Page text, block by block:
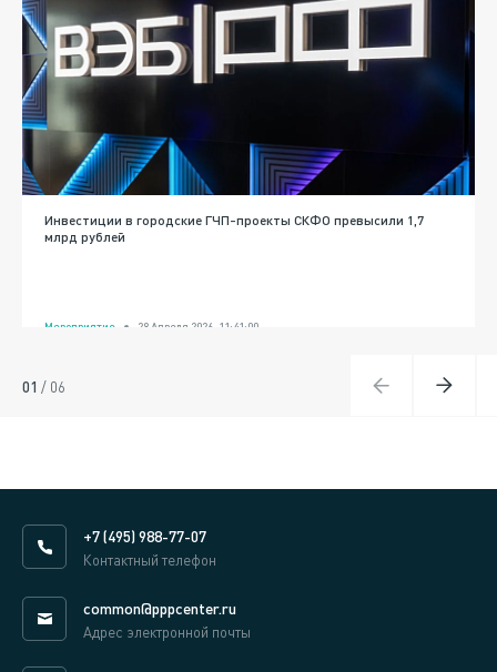
Инвестиции в городские ГЧП-проекты СКФО превысили 1,7
млрд рублей
Мероприятие 28 Апреля 2026, 11:41:00
01 / 06
+7 (495) 988-77-07
Контактный телефон
common@pppcenter.ru
Адрес электронной почты